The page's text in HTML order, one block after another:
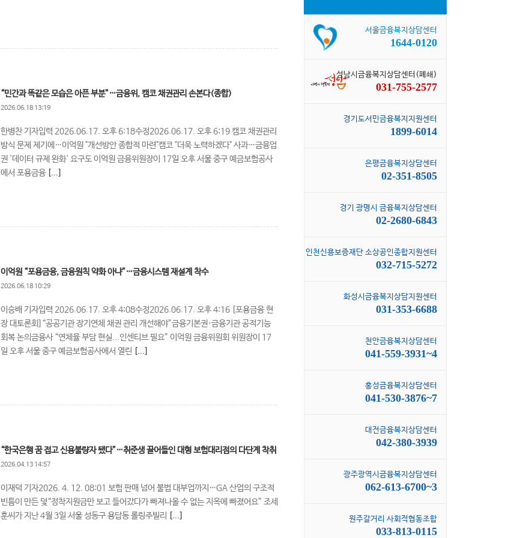
“민간과 똑같은 모습은 아픈 부분”…금융위, 캠코 채권관리 손본다(종합)
2026.06.18 13:19
한병찬 기자입력 2026.06.17. 오후 6:18수정2026.06.17. 오후 6:19 캠코 채권관리
방식 문제 제기에…이억원 "개선방안 종합적 마련"캠코 "더욱 노력하겠다" 사과…금융업
권 '데이터 규제 완화' 요구도 이억원 금융위원장이 17일 오후 서울 중구 예금보험공사
에서 포용금융 [...]
이억원 “포용금융, 금융원칙 약화 아냐”…금융시스템 재설계 착수
2026.06.18 10:29
이승배 기자입력 2026.06.17. 오후 4:08수정2026.06.17. 오후 4:16 [포용금융 현
장 대토론회]“공공기관 장기연체 채권 관리 개선해야”금융기본권·금융기관 공적기능
회복 논의금융사 “연체율 부담 현실...인센티브 필요” 이억원 금융위원회 위원장이 17
일 오후 서울 중구 예금보험공사에서 열린
[...]
“한국은행 꿈 접고 신용불량자 됐다”…취준생 끌어들인 대형 보험대리점의 다단계 착취
2026.04.13 14:57
이재덕 기자2026. 4. 12. 08:01 보험 판매 넘어 불법 대부업까지…GA 산업의 구조적
빈틈이 만든 덫“정착지원금만 보고 들어갔다가 빠져나올 수 없는 지옥에 빠졌어요” 조세
훈씨가 지난 4월 3일 서울 성동구 용답동 롤링주빌리
[...]
서울금융복지상담센터
1644-0120
성남시금융복지상담센터(폐쇄)
031-755-2577
경기도서민금융복지지원센터
1899-6014
은평금융복지상담센터
02-351-8505
경기 광명시 금융복지상담센터
02-2680-6843
인천신용보증재단 소상공인종합지원센터
032-715-5272
화성시금융복지상담지원센터
031-353-6688
천안금융복지상담센터
041-559-3931~4
홍성금융복지상담센터
041-530-3876~7
대전금융복지상담센터
042-380-3939
광주광역시금융복지상담센터
062-613-6700~3
원주갈거리 사회적협동조합
033-813-0115